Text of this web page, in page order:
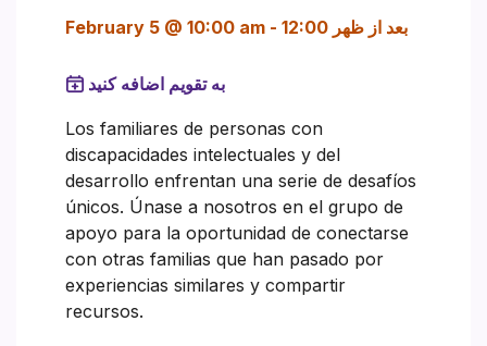
February 5 @ 10:00 am - 12:00 بعد از ظهر
به تقویم اضافه کنید
Los familiares de personas con
discapacidades intelectuales y del
desarrollo enfrentan una serie de desafíos
únicos. Únase a nosotros en el grupo de
apoyo para la oportunidad de conectarse
con otras familias que han pasado por
experiencias similares y compartir
recursos.